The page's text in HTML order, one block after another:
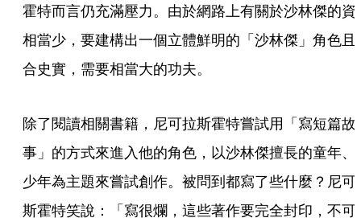
霍特而言仍充滿壓力。由於網路上有關於沙林傑的資
相當少，要建構出一個立體鮮明的「沙林傑」角色且
合史實，需要相當大的功夫。
除了閱讀相關書籍，尼可拉斯霍特嘗試用「寫短篇故
事」的方式來進入他的角色，以沙林傑擅長的童年、
少年為主題來嘗試創作。被問到都寫了些什麼？尼可
斯霍特笑說：「寫很爛，這些著作要完全封印，不可